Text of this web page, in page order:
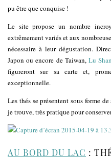
pu être que conquise !
Le site propose un nombre
extrêmement variés et aux
nécessaire à leur dégustation.
Japon ou encore de Taiwan,Lu Shan
figureront sur sa carte et,
exceptionnelle.
Les thés se présentent sous forme
je trouve, très pratique pour
AU BORD DU LAC :